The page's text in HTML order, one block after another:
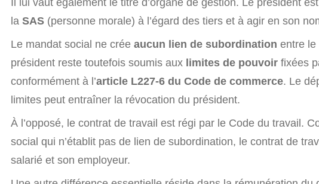
la SAS (personne morale) à l’égard des tiers et à agir en son
Le mandat social ne crée aucun lien de subordination entre le
président reste toutefois soumis aux limites de pouvoir fixées
conformément à l’article L227-6 du Code de commerce. Le
limites peut entraîner la révocation du président.
À l’opposé, le contrat de travail est régi par le Code du travail.
social qui n’établit pas de lien de subordination, le contrat de
salarié et son employeur.